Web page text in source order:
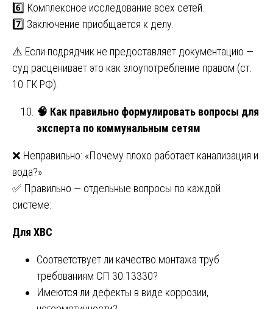
6️⃣ Комплексное исследование всех сетей.
7️⃣ Заключение приобщается к делу.
⚠️ Если подрядчик не предоставляет документацию —
суд расценивает это как злоупотребление правом (ст.
10 ГК РФ).
🧠 Как правильно формулировать вопросы для
эксперта по коммунальным сетям
❌ Неправильно: «Почему плохо работает канализация и
вода?»
✅ Правильно — отдельные вопросы по каждой
системе:
Для ХВС
Соответствует ли качество монтажа труб
требованиям СП 30.13330?
Имеются ли дефекты в виде коррозии,